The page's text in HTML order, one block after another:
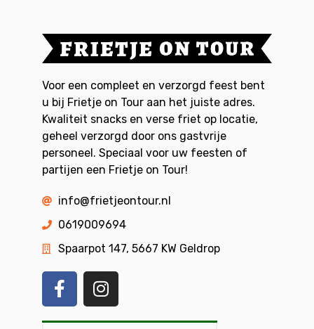
Voor een compleet en verzorgd feest bent
u bij Frietje on Tour aan het juiste adres.
Kwaliteit snacks en verse friet op locatie,
geheel verzorgd door ons gastvrije
personeel. Speciaal voor uw feesten of
partijen een Frietje on Tour!
info@frietjeontour.nl
0619009694
Spaarpot 147, 5667 KW Geldrop